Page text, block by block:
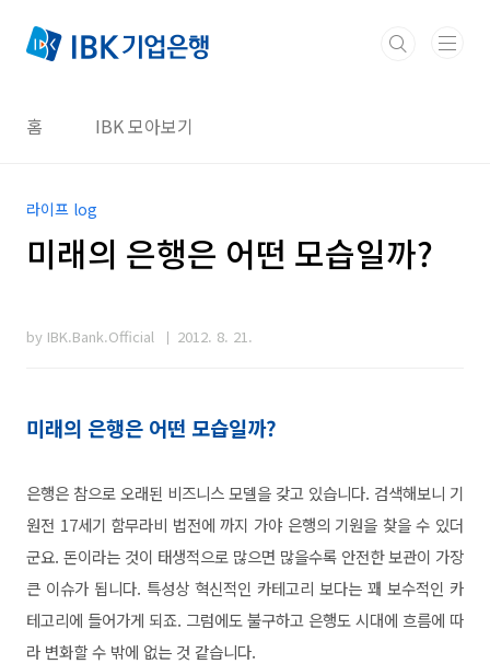
홈 IBK 모아보기
라이프 log
미래의 은행은 어떤 모습일까?
by IBK.Bank.Official 2012. 8. 21.
미래의 은행은 어떤 모습일까?
은행은 참으로 오래된 비즈니스 모델을 갖고 있습니다. 검색해보니 기
원전 17세기 함무라비 법전에 까지 가야 은행의 기원을 찾을 수 있더
군요. 돈이라는 것이 태생적으로 많으면 많을수록 안전한 보관이 가장
큰 이슈가 됩니다. 특성상 혁신적인 카테고리 보다는 꽤 보수적인 카
테고리에 들어가게 되죠. 그럼에도 불구하고 은행도 시대에 흐름에 따
라 변화할 수 밖에 없는 것 같습니다.